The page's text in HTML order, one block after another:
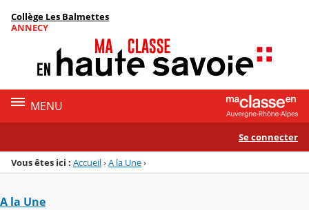
Menu de la rubrique
Contenu
Collège Les Balmettes
ANNECY
MENU
Se connecter
Vous êtes ici : Accueil›A la Une›
A la Une